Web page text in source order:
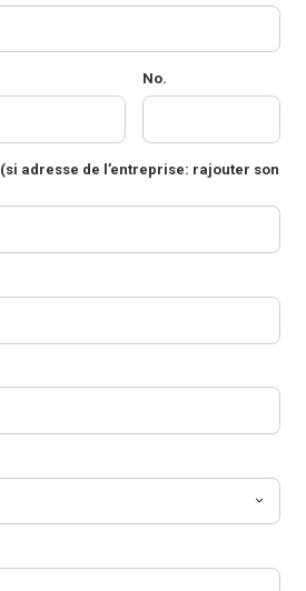
No.
(si adresse de l’entreprise: rajouter son